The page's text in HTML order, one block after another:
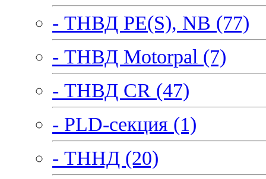
- ТНВД PE(S), NB (77)
- ТНВД Motorpal (7)
- ТНВД CR (47)
- PLD-секция (1)
- ТННД (20)